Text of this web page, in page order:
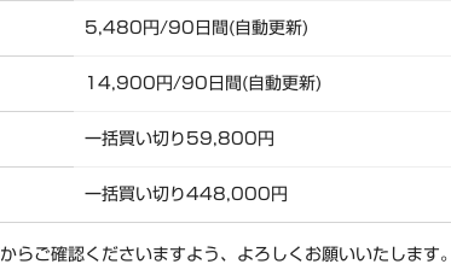
5,480円/90日間(自動更新)
14,900円/90日間(自動更新)
一括買い切り59,800円
一括買い切り448,000円
からご確認くださいますよう、よろしくお願いいたします。